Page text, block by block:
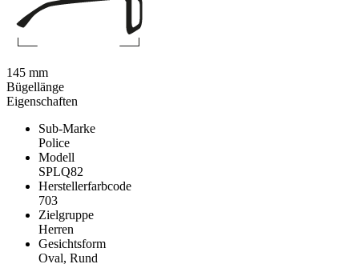
Eigenschaften
Sub-Marke
Police
Modell
SPLQ82
Herstellerfarbcode
703
Zielgruppe
Herren
Gesichtsform
Oval, Rund
145 mm
Bügellänge